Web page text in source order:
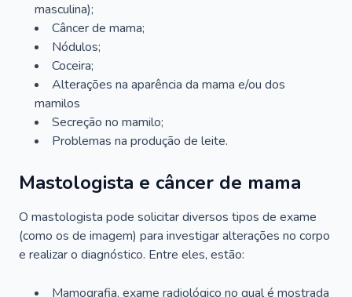
masculina);
Câncer de mama;
Nódulos;
Coceira;
Alterações na aparência da mama e/ou dos
mamilos
Secreção no mamilo;
Problemas na produção de leite.
Mastologista e câncer de mama
O mastologista pode solicitar diversos tipos de exame
(como os de imagem) para investigar alterações no corpo
e realizar o diagnóstico. Entre eles, estão:
Mamografia, exame radiológico no qual é mostrada